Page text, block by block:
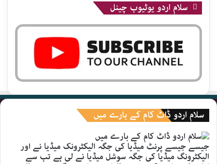
سلام اردو یوٹیوب چینل
سلام اردو ڈاٹ کام کے بارے میں
جیسے جیسے پرنٹ میڈیا کی جگہ الیکٹرونک میڈیا نے اور
الیکٹرونگ میڈیا کی جگہ سوشل میڈیا نے لی ہے تب سے